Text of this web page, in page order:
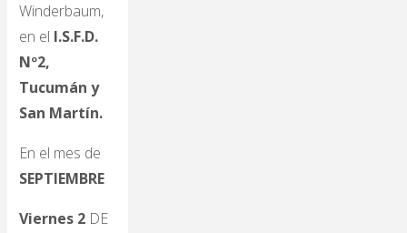
Winderbaum,
en el I.S.F.D.
Nº2,
Tucumán y
San Martín.
En el mes de
SEPTIEMBRE
Viernes 2 DE